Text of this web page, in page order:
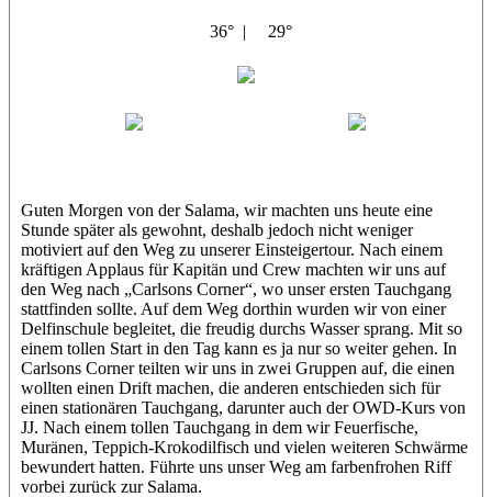
36° | 29°
Guten Morgen von der Salama, wir machten uns heute eine
Stunde später als gewohnt, deshalb jedoch nicht weniger
motiviert auf den Weg zu unserer Einsteigertour. Nach einem
kräftigen Applaus für Kapitän und Crew machten wir uns auf
den Weg nach „Carlsons Corner“, wo unser ersten Tauchgang
stattfinden sollte. Auf dem Weg dorthin wurden wir von einer
Delfinschule begleitet, die freudig durchs Wasser sprang. Mit so
einem tollen Start in den Tag kann es ja nur so weiter gehen. In
Carlsons Corner teilten wir uns in zwei Gruppen auf, die einen
wollten einen Drift machen, die anderen entschieden sich für
einen stationären Tauchgang, darunter auch der OWD-Kurs von
JJ. Nach einem tollen Tauchgang in dem wir Feuerfische,
Muränen, Teppich-Krokodilfisch und vielen weiteren Schwärme
bewundert hatten. Führte uns unser Weg am farbenfrohen Riff
vorbei zurück zur Salama.